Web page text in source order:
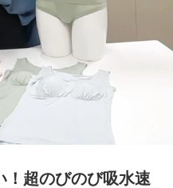
！超のびのび吸水速